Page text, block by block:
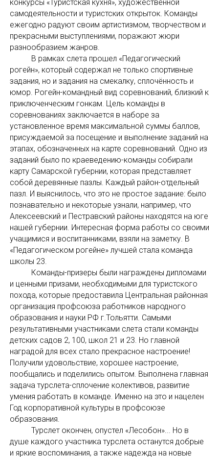
конкурсы «Туристская кухня», художественной
самодеятельности и туристских открыток. Команды
ежегодно радуют своим артистизмом, творчеством и
прекрасными выступлениями, поражают жюри
разнообразием жанров.
В рамках слета прошел «Педагогический
рогейн», который содержал не только спортивные
задания, но и задания на смекалку, сплочённость и
юмор. Рогейн-командный вид соревнований, близкий к
приключенческим гонкам. Цель команды в
соревнованиях заключается в наборе за
установленное время максимальной суммы баллов,
присуждаемой за посещение и выполнение заданий на
этапах, обозначенных на карте соревнований. Одно из
заданий было по краеведению-команды собирали
карту Самарской губернии, которая представляет
собой деревянные пазлы. Каждый район-отдельный
пазл. И выяснилось, что это не простое задание: было
познавательно и некоторые узнали, например, что
Алексеевский и Пестравский районы находятся на юге
нашей губернии. Интересная форма работы со своими
учащимися и воспитанниками, взяли на заметку. В
«Педагогическом рогейне» лучшей стала команда
школы 23.
Команды-призеры были награждены дипломами
и ценными призами, необходимыми для туристского
похода, которые предоставила Центральная районная
организация профсоюза работников народного
образования и науки РФ г.Тольятти. Самыми
результативными участниками слета стали команды
детских садов 2, 100, школ 21 и 23. Но главной
наградой для всех стало прекрасное настроение!
Получили удовольствие, хорошее настроение,
пообщались и поделились опытом. Выполнена главная
задача турслета-сплочение колективов, развитие
умения работать в команде. Именно на это и нацелен
Год корпоративной культуры в профсоюзе
образования.
Турслет окончен, опустел «Лесобон»... Но в
душе каждого участника турслета останутся добрые
и яркие воспоминания, а также надежда на новые